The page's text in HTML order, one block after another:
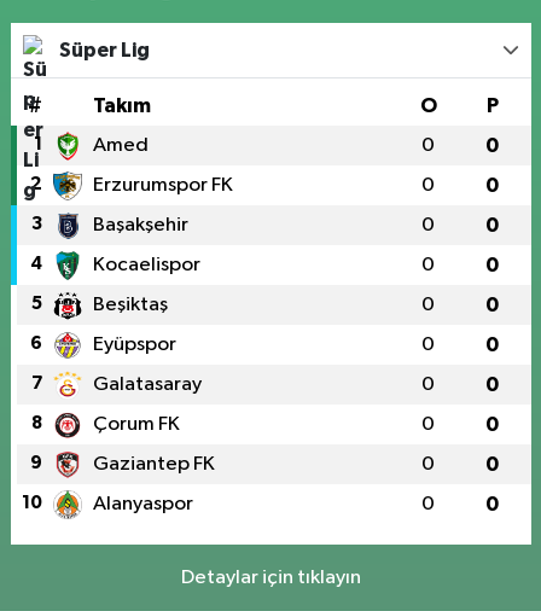
Süper Lig
# Takım O P
1 Amed 0 0
2 Erzurumspor FK 0 0
3 Başakşehir 0 0
4 Kocaelispor 0 0
5 Beşiktaş 0 0
6 Eyüpspor 0 0
7 Galatasaray 0 0
8 Çorum FK 0 0
9 Gaziantep FK 0 0
10 Alanyaspor 0 0
Detaylar için tıklayın